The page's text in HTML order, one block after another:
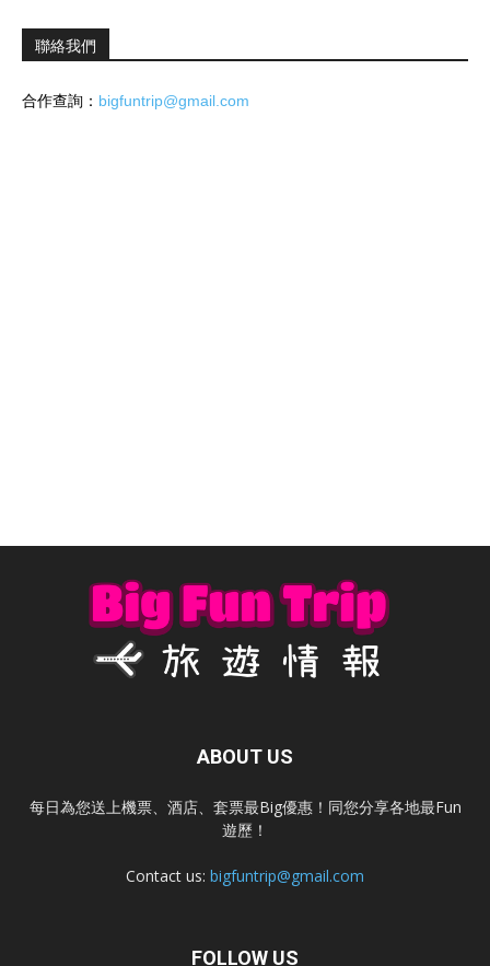
聯絡我們
合作查詢： bigfuntrip@gmail.com
ABOUT US
每日為您送上機票、酒店、套票最Big優惠！同您分享各地最Fun
遊歷！
Contact us: bigfuntrip@gmail.com
FOLLOW US